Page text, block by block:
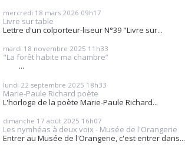
mercredi 18 mars 2026 09h17
Livre sur table
Lettre d'un colporteur-liseur N°39 "Livre sur...
mardi 18 novembre 2025 11h33
"La forêt habite ma chambre”
...
lundi 22 septembre 2025 18h33
Marie-Paule Richard poète
L'horloge de la poète Marie-Paule Richard...
dimanche 17 août 2025 16h07
Les nymhéas à deux voix - Musée de l'Orangerie
Entrer au Musée de l'Orangerie, c'est entrer dans...